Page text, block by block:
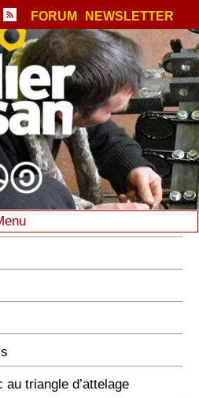
FORUM NEWSLETTER
triangle d’attelage